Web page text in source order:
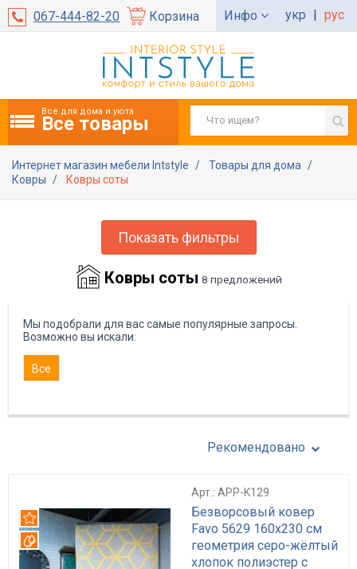
067-444-82-20 Корзина Инфо укр | рус
Все для дома и уюта
Все товары
Интернет магазин мебели Intstyle
Товары для дома
Ковры
Ковры соты
Показать фильтры
Ковры соты 8 предложений
Мы подобрали для вас самые популярные запросы.
Возможно вы искали:
Все
Рекомендовано
Арт.: APP-K129
Безворсовый ковер
Favo 5629 160x230 см
геометрия серо-жёлтый
хлопок полиэстер с
Рекомендуем
Вотерпруф